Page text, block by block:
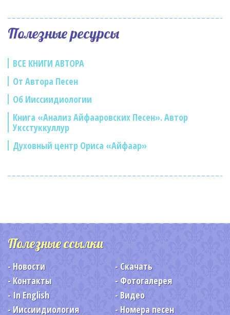
Полезные ресурсы
ВСЕ КНИГИ АВТОРА
От Автора Песен
Об Ииссиидиологии
Книга «Анализ Айфааровских Песен». Автор
Уксстуккуллур
Духовный центр Ориса «Айфаар»
Полезные ссылки
Новости
Скачать
Контакты
Фотогалерея
In English
Видео
Ииссиидиология
Номера песен